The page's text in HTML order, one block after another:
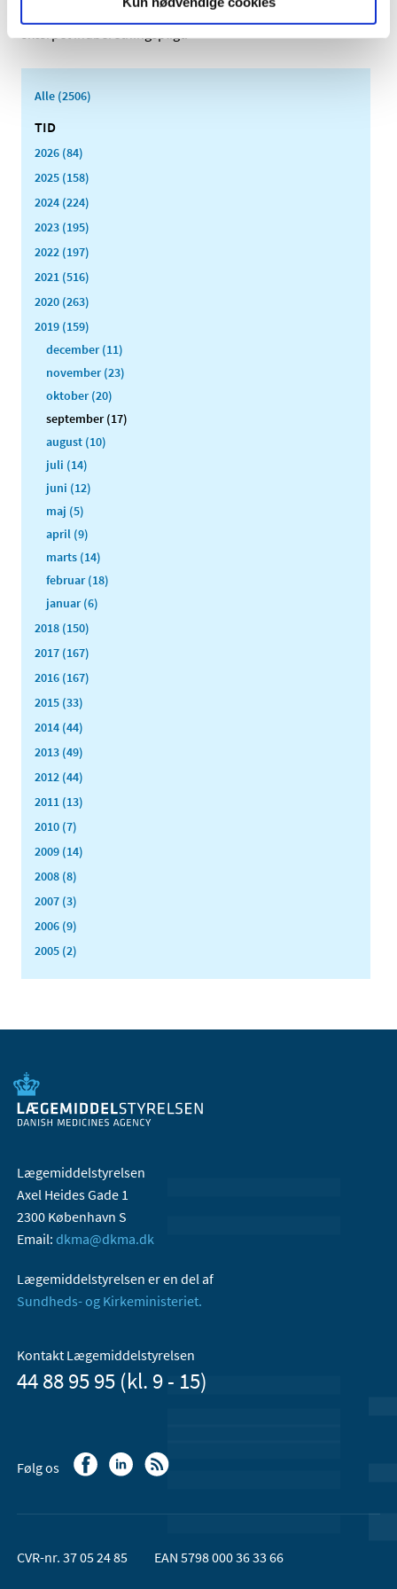
HPV-vaccinen sættes på listen over lægemidler med
skærpet indberetningspligt.
Alle (2506)
TID
2026 (84)
2025 (158)
2024 (224)
2023 (195)
2022 (197)
2021 (516)
2020 (263)
2019 (159)
december (11)
november (23)
oktober (20)
september (17)
august (10)
juli (14)
juni (12)
maj (5)
april (9)
marts (14)
februar (18)
januar (6)
2018 (150)
2017 (167)
2016 (167)
2015 (33)
2014 (44)
2013 (49)
2012 (44)
2011 (13)
2010 (7)
2009 (14)
2008 (8)
2007 (3)
2006 (9)
2005 (2)
Lægemiddelstyrelsen
Axel Heides Gade 1
2300 København S
Email: dkma@dkma.dk
Lægemiddelstyrelsen er en del af
Sundheds- og Kirkeministeriet.
Kontakt Lægemiddelstyrelsen
44 88 95 95 (kl. 9 - 15)
Følg os
CVR-nr. 37 05 24 85 EAN 5798 000 36 33 66